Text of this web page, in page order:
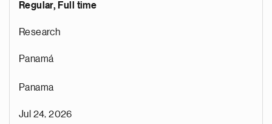
Regular, Full time
Research
Panamá
Panama
Jul 24, 2026